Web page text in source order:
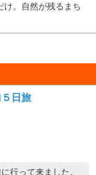
け。自然が残るまち
５日旅
行って来ました。